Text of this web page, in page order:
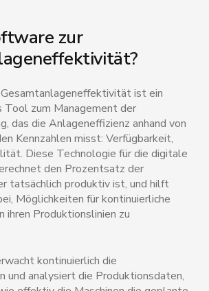
zur
ist ein
zum Management der
das die Anlageneffizienz anhand von
Kennzahlen misst: Verfügbarkeit,
Diese Technologie für die digitale
den Prozentsatz der
tatsächlich produktiv ist, und hilft
Möglichkeiten für kontinuierliche
ihren Produktionslinien zu
kontinuierlich die
und analysiert die Produktionsdaten,